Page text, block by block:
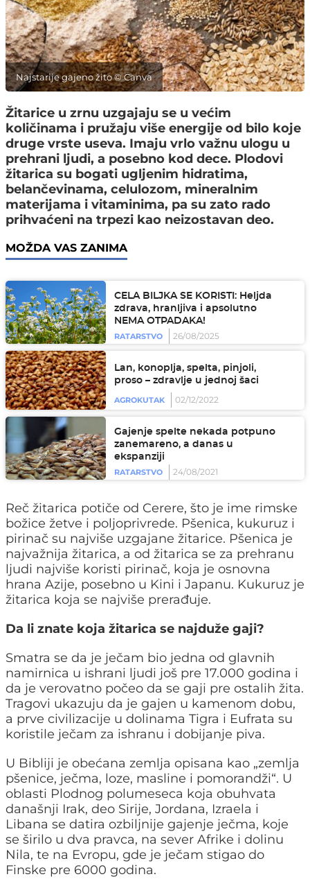
Najstarije gajeno žito © Canva
Žitarice u zrnu uzgajaju se u većim
količinama i pružaju više energije od bilo koje
druge vrste useva. Imaju vrlo važnu ulogu u
prehrani ljudi, a posebno kod dece. Plodovi
žitarica su bogati ugljenim hidratima,
belančevinama, celulozom, mineralnim
materijama i vitaminima, pa su zato rado
prihvaćeni na trpezi kao neizostavan deo.
MOŽDA VAS ZANIMA
CELA BILJKA SE KORISTI: Heljda
zdrava, hranljiva i apsolutno
NEMA OTPADAKA!
RATARSTVO
26/08/2025
Lan, konoplja, spelta, pinjoli,
proso – zdravlje u jednoj šaci
AGROKUTAK 02/12/2022
Gajenje spelte nekada potpuno
zanemareno, a danas u
ekspanziji
RATARSTVO
24/08/2021
Reč žitarica potiče od Cerere, što je ime rimske
božice žetve i poljoprivrede. Pšenica, kukuruz i
pirinač su najviše uzgajane žitarice. Pšenica je
najvažnija žitarica, a od žitarica se za prehranu
ljudi najviše koristi pirinač, koja je osnovna
hrana Azije, posebno u Kini i Japanu. Kukuruz je
žitarica koja se najviše prerađuje.
Da li znate koja žitarica se najduže gaji?
Smatra se da je ječam bio jedna od glavnih
namirnica u ishrani ljudi još pre 17.000 godina i
da je verovatno počeo da se gaji pre ostalih žita.
Tragovi ukazuju da je gajen u kamenom dobu,
a prve civilizacije u dolinama Tigra i Eufrata su
koristile ječam za ishranu i dobijanje piva.
U Bibliji je obećana zemlja opisana kao „zemlja
pšenice, ječma, loze, masline i pomorandži“. U
oblasti Plodnog polumeseca koja obuhvata
današnji Irak, deo Sirije, Jordana, Izraela i
Libana se datira ozbiljnije gajenje ječma, koje
se širilo u dva pravca, na sever Afrike i dolinu
Nila, te na Evropu, gde je ječam stigao do
Finske pre 6000 godina.